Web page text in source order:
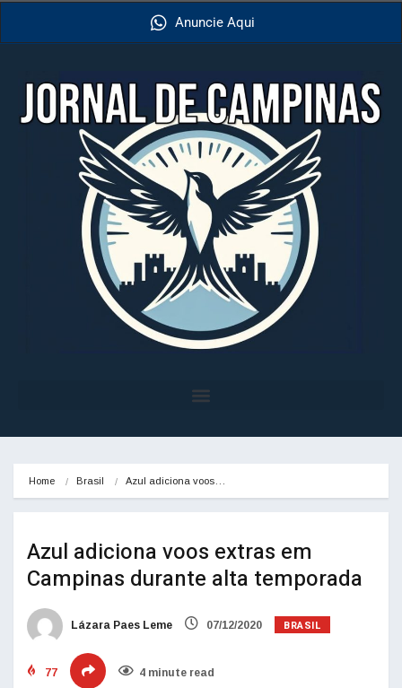
Anuncie Aqui
Home Brasil Azul adiciona voos…
Azul adiciona voos extras em
Campinas durante alta temporada
Lázara Paes Leme 07/12/2020 BRASIL
77 4 minute read